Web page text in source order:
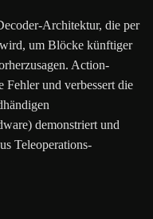
Architektur, die per
um Blöcke künftiger
Action-
Fehler und verbessert die
demonstriert und
Teleoperations-